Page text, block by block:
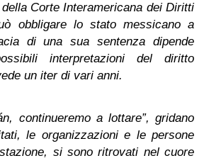
Corte Interamericana dei Diritti
obbligare lo stato messicano a
di una sua sentenza dipende
interpretazioni del diritto
un iter di vari anni.
continueremo a lottare”, gridano
le organizzazioni e le persone
si sono ritrovati nel cuore